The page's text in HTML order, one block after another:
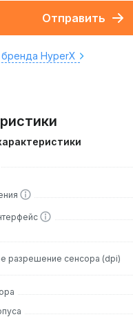
Отправить
HyperX
разрешение сенсора (dpi)